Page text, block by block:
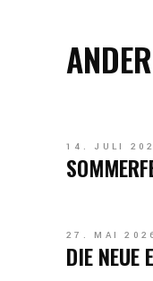
14. JULI
27. MAI
DIE NEUE